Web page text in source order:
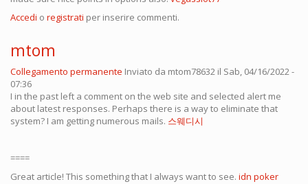
Accedi o registrati per inserire commenti.
mtom
Collegamento permanente Inviato da mtom78632 il Sab, 04/16/2022 -
07:36
I in the past left a comment on the web site and selected alert me
about latest responses. Perhaps there is a way to eliminate that
system? I am getting numerous mails. 스웨디시
====
Great article! This something that I always want to see. idn poker